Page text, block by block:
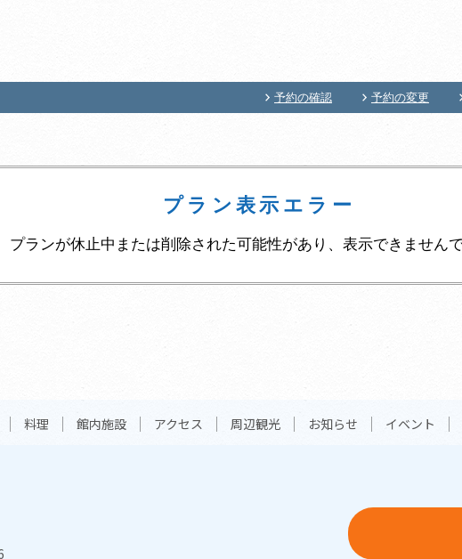
予約の確認 予約の変更
プラン表示エラー
プランが休止中または削除された可能性があり、表示できませんで
料理 館内施設 アクセス 周辺観光 お知らせ イベント